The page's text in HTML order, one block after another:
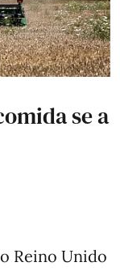
se a
Reino Unido